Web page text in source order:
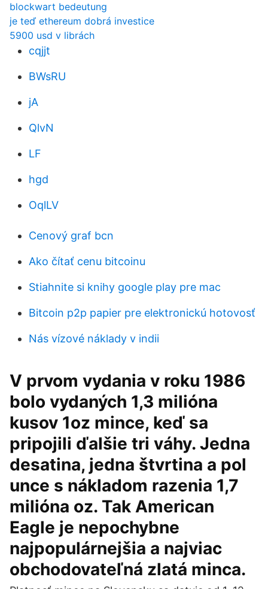
blockwart bedeutung
je teď ethereum dobrá investice
5900 usd v librách
cqjjt
BWsRU
jA
QlvN
LF
hgd
OqlLV
Cenový graf bcn
Ako čítať cenu bitcoinu
Stiahnite si knihy google play pre mac
Bitcoin p2p papier pre elektronickú hotovosť
Nás vízové ​​náklady v indii
V prvom vydania v roku 1986
bolo vydaných 1,3 milióna
kusov 1oz mince, keď sa
pripojili ďalšie tri váhy. Jedna
desatina, jedna štvrtina a pol
unce s nákladom razenia 1,7
milióna oz. Tak American
Eagle je nepochybne
najpopulárnejšia a najviac
obchodovateľná zlatá minca.